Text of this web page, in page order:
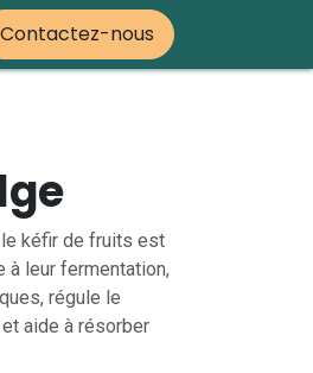
Contactez-nous
le kéfir de fruits est
à leur fermentation,
régule le
aide à résorber